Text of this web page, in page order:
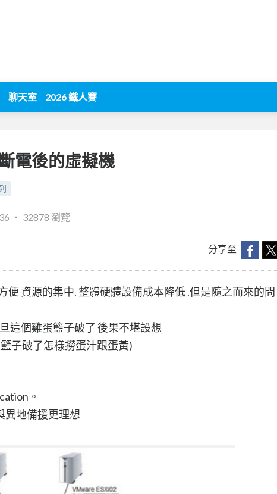
聊天室 2026 鐵人賽
電後的虛擬機
‧ 32878 瀏覽
分享至
便 資源的集中. 整體硬體設備成本降低 .但是隨之而來的問
這個雞蛋籃子破了 後果不堪設想
子破了怎樣撈蛋汁跟蛋黃)
。
異地備援更理想